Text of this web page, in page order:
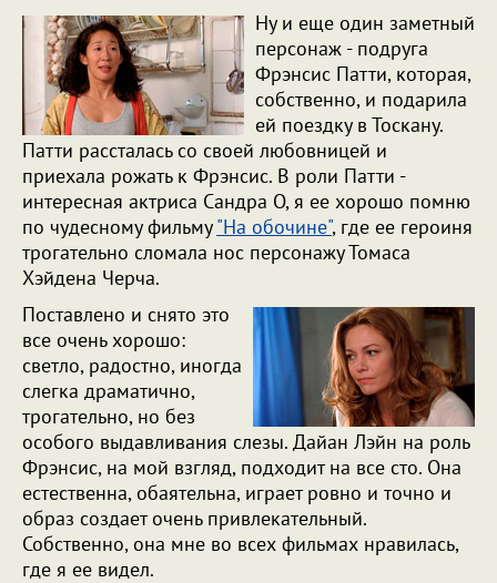
Ну и еще один заметный
персонаж - подруга
Фрэнсис Патти, которая,
собственно, и подарила
ей поездку в Тоскану.
Патти рассталась со своей любовницей и
приехала рожать к Фрэнсис. В роли Патти -
интересная актриса Сандра О, я ее хорошо помню
по чудесному фильму"На обочине", где ее героиня
трогательно сломала нос персонажу Томаса
Хэйдена Черча.
Поставлено и снято это
все очень хорошо:
светло, радостно, иногда
слегка драматично,
трогательно, но без
особого выдавливания слезы. Дайан Лэйн на роль
Фрэнсис, на мой взгляд, подходит на все сто. Она
естественна, обаятельна, играет ровно и точно и
образ создает очень привлекательный.
Собственно, она мне во всех фильмах нравилась,
где я ее видел.